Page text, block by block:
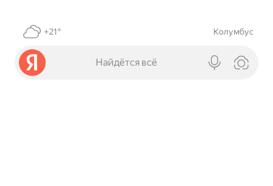
+21° Колумбус
Найдётся всё